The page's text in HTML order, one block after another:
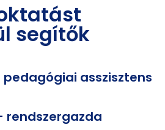
segítők
pedagógiai asszisztens
rendszergazda